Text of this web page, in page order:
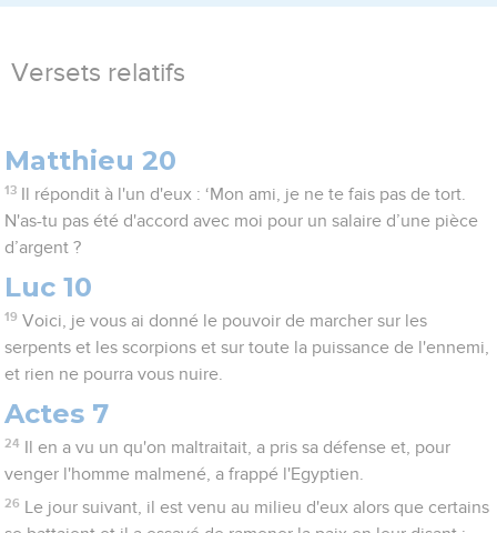
Versets relatifs
Matthieu 20
13
Il répondit à l'un d'eux : ‘Mon ami, je ne te fais pas de tort.
N'as-tu pas été d'accord avec moi pour un salaire d’une pièce
d’argent ?
Luc 10
19 Voici, je vous ai donné le pouvoir de marcher sur les
serpents et les scorpions et sur toute la puissance de l'ennemi,
et rien ne pourra vous nuire.
Actes 7
24
Il en a vu un qu'on maltraitait, a pris sa défense et, pour
venger l'homme malmené, a frappé l'Egyptien.
26
Le jour suivant, il est venu au milieu d'eux alors que certains